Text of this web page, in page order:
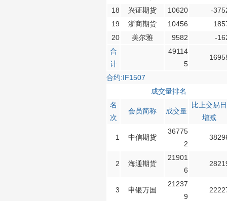
18
兴证期货 10620
-
19
浙商期货 10456
20
美尔雅 9582
-
合
计
49114
5
合约:IF1507
成交量排名
名
次
会员简称 成交量
比上交易日
增减
1 中信期货
36775
2
2 海通期货
21901
6
3 申银万国
21237
9
南宁营业部：0771-2561006
宁波营业部：0574-81891591